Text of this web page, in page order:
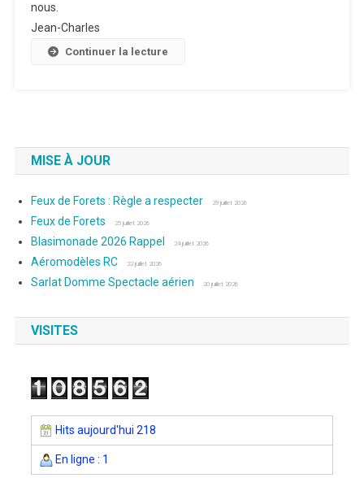
nous.
Jean-Charles
Continuer la lecture
MISE À JOUR
Feux de Forets : Règle a respecter 29 juillet 2026
Feux de Forets 25 juillet 2026
Blasimonade 2026 Rappel 24 juillet 2026
Aéromodèles RC 22 juillet 2026
Sarlat Domme Spectacle aérien 20 juillet 2026
VISITES
Hits aujourd'hui 218
En ligne : 1